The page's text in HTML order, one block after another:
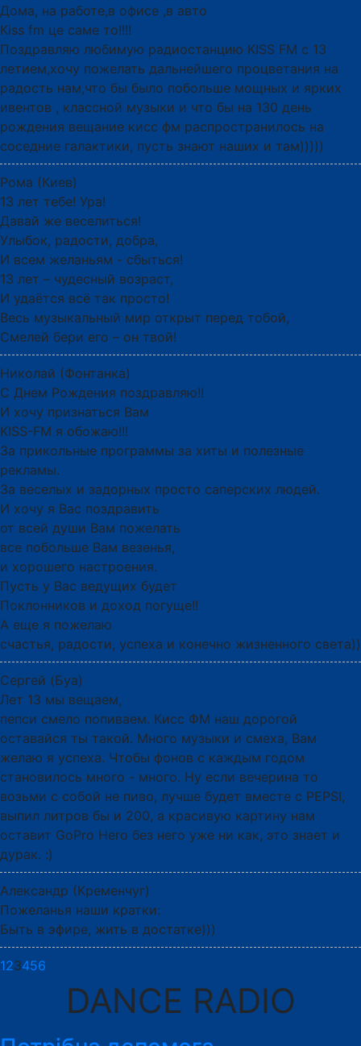
Дома, на работе,в офисе ,в авто
Кiss fm це саме то!!!!
Поздравляю любимую радиостанцию KISS FM с 13
летием,хочу пожелать дальнейшего процветания на
радость нам,что бы было побольше мощных и ярких
ивентов , классной музыки и что бы на 130 день
рождения вещание кисс фм распространилось на
соседние галактики, пусть знают наших и там)))))
Рома (Киев)
13 лет тебе! Урa!
Давай же веселиться!
Улыбок, радости, добра,
И всем желаньям - сбыться!
13 лет – чудесный возраст,
И удаётся всё так просто!
Весь музыкальный мир открыт перед тобой,
Смелей бери его – он твой!
Николай (Фонтанка)
С Днем Рождения поздравляю!!
И хочу признаться Вам
KISS-FM я обожаю!!!
За прикольные программы за хиты и полезные
рекламы.
За веселых и задорных просто саперских людей.
И хочу я Вас поздравить
от всей души Вам пожелать
все побольше Вам везенья,
и хорошего настроения.
Пусть у Вас ведущих будет
Поклонников и доход погуще!!
А еще я пожелаю
счастья, радости, успеха и конечно жизненного света))
Сергей (Буа)
Лет 13 мы вещаем,
пепси смело попиваем. Кисс ФМ наш дорогой
оставайся ты такой. Много музыки и смеха, Вам
желаю я успеха. Чтобы фонов с каждым годом
становилось много - много. Ну если вечерина то
возьми с собой не пиво, лучше будет вместе с PEPSI,
выпил литров бы и 200, а красивую картину нам
оставит GoPro Hero без него уже ни как, это знает и
дурак. :)
Александр (Кременчуг)
Пожеланья наши кратки:
Быть в эфире, жить в достатке)))
123456
DANCE RADIO